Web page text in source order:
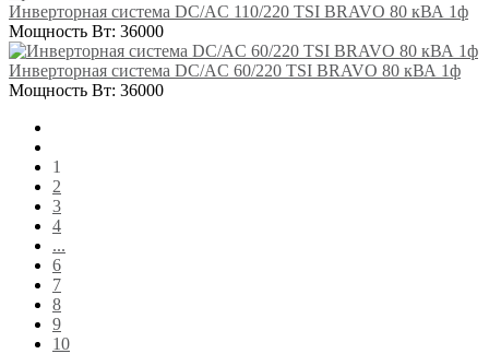
Инверторная система DC/AC 110/220 TSI BRAVO 80 кВА 1ф
Мощность Вт: 36000
Инверторная система DC/AC 60/220 TSI BRAVO 80 кВА 1ф
Мощность Вт: 36000
1
2
3
4
...
6
7
8
9
10